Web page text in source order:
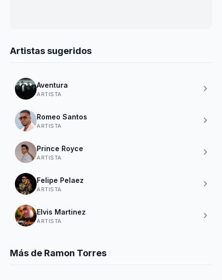
Artistas sugeridos
Aventura
ARTISTA
Romeo Santos
ARTISTA
Prince Royce
ARTISTA
Felipe Pelaez
ARTISTA
Elvis Martinez
ARTISTA
Más de Ramon Torres